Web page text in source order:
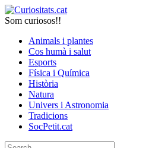
Som curiosos!!
Animals i plantes
Cos humà i salut
Esports
Física i Química
Història
Natura
Univers i Astronomia
Tradicions
SocPetit.cat